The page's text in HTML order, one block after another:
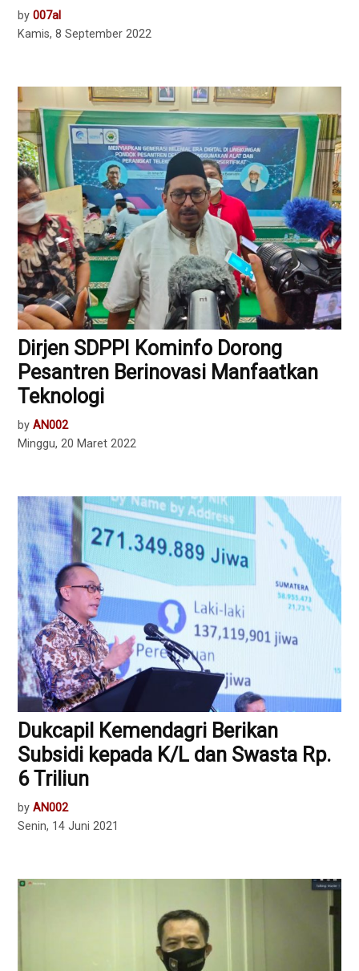
by 007al
Kamis, 8 September 2022
Dirjen SDPPI Kominfo Dorong
Pesantren Berinovasi Manfaatkan
Teknologi
by AN002
Minggu, 20 Maret 2022
Dukcapil Kemendagri Berikan
Subsidi kepada K/L dan Swasta Rp.
6 Triliun
by AN002
Senin, 14 Juni 2021